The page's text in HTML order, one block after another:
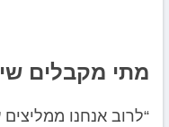
מתי מקבלים
“לרוב אנחנו